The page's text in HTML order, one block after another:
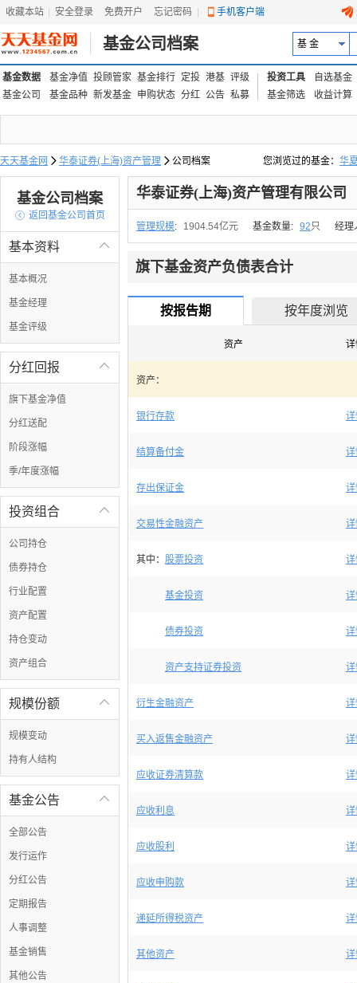
收藏本站 安全登录 免费开户 忘记密码 手机客户端
基金公司档案 基 金
基金数据 基金净值 投顾管家 基金排行 定投 港基 评级
基金公司
基金品种 新发基金 申购状态 分红 公告 私募
投资工具
自选基金
基金筛选
收益计算
天天基金网  华泰证券(上海)资产管理  公司档案 您浏览过的基金： 华
易方达上证中盘ETF联
基金公司档案
 返回基金公司首页

基本资料
基本概况
基金经理
基金评级

分红回报
旗下基金净值
分红送配
阶段涨幅
季/年度涨幅

投资组合
公司持仓
债券持仓
行业配置
资产配置
持仓变动
资产组合

规模份额
规模变动
持有人结构

基金公告
全部公告
发行运作
分红公告
定期报告
人事调整
基金销售
其他公告
华泰证券(上海)资产管理有限公司
管理规模: 1904.54亿元 基金数量: 92只 经理
旗下基金资产负债表合计
按报告期 按年度浏览
资产
资产：
银行存款
结算备付金
存出保证金
交易性金融资产
其中： 股票投资
基金投资
债券投资
资产支持证券投资
衍生金融资产
买入返售金融资产
应收证券清算款
应收利息
应收股利
应收申购款
递延所得税资产
其他资产